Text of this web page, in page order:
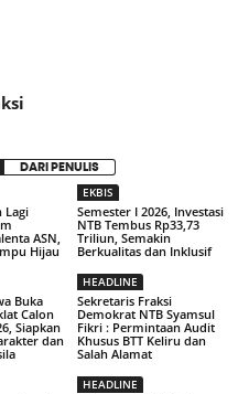
DARI PENULIS
Lagi
ASN,
Hijau
EKBIS
Semester I 2026, Investasi
NTB Tembus Rp33,73
Triliun, Semakin
Berkualitas dan Inklusif
Buka
Calon
Siapkan
dan
HEADLINE
Sekretaris Fraksi
Demokrat NTB Syamsul
Fikri : Permintaan Audit
Khusus BTT Keliru dan
Salah Alamat
HEADLINE